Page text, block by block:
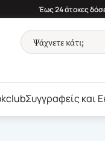
Έως 24 άτοκες
Συγγραφείς και